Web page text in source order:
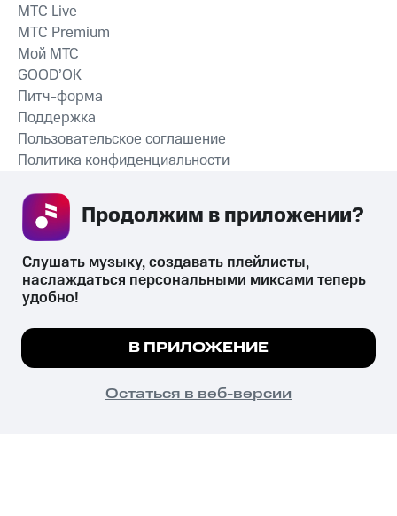
СКАЧАТЬ ПРИЛОЖЕНИЕ
MTС Live
MTС Premium
Мой МТС
GOOD’OK
Питч-форма
Поддержка
Пользовательское соглашение
Политика конфиденциальности
психотропных веществ, их аналогов причиняет вред здоровью,
их незаконный оборот запрещён и влечёт установленную
законодательством ответственность.
© 2026 ООО «КИОН».
Все права защищены
Мы используем куки, чтобы на сайте все
Подробнее
ПОНЯТНО
Слушать музыку, создавать плейлисты,
наслаждаться персональными миксами теперь
удобно!
В ПРИЛОЖЕНИЕ
Остаться в веб-версии